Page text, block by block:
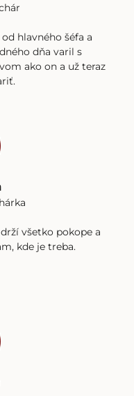
hlavného šéfa a
dňa varil s
ako on a už teraz
všetko pokope a
kde je treba.